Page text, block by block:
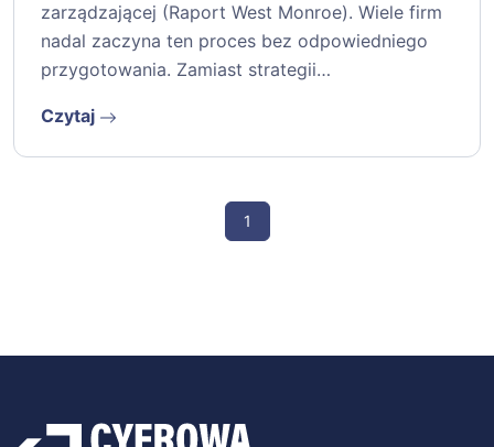
zarządzającej (Raport West Monroe). Wiele firm
nadal zaczyna ten proces bez odpowiedniego
przygotowania. Zamiast strategii…
Czytaj
1